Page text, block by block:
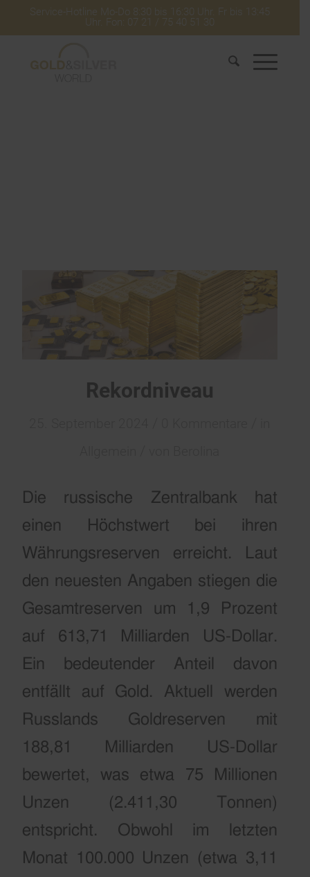
Service-Hotline Mo-Do 8:30 bis 16:30 Uhr. Fr bis 13:45
Uhr. Fon: 07 21 / 75 40 51 30
Rekordniveau
Die russische Zentralbank hat
einen Höchstwert bei ihren
Währungsreserven erreicht. Laut
den neuesten Angaben stiegen die
Gesamtreserven um 1,9 Prozent
auf 613,71 Milliarden US-Dollar.
Ein bedeutender Anteil davon
entfällt auf Gold. Aktuell werden
Russlands Goldreserven mit
188,81 Milliarden US-Dollar
bewertet, was etwa 75 Millionen
Unzen (2.411,30 Tonnen)
entspricht. Obwohl im letzten
Monat 100.000 Unzen (etwa 3,11